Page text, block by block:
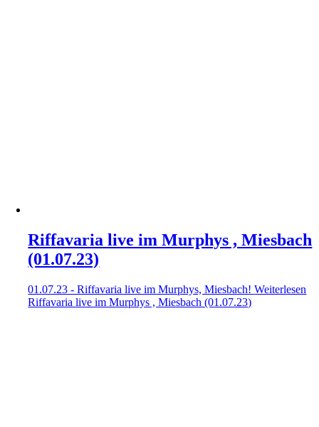
Riffavaria live im Murphys , Miesbach
(01.07.23)
01.07.23 - Riffavaria live im Murphys, Miesbach!Weiterlesen
Riffavaria live im Murphys , Miesbach (01.07.23)